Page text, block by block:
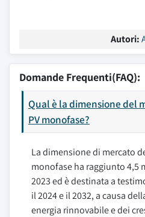
Autori:
Domande Frequenti(FAQ):
Qual è la dimensione del
PV monofase?
La dimensione di mercato
monofase ha raggiunto 4,5
2023 ed è destinata a
il 2024 e il 2032, a causa
energia rinnovabile e dei